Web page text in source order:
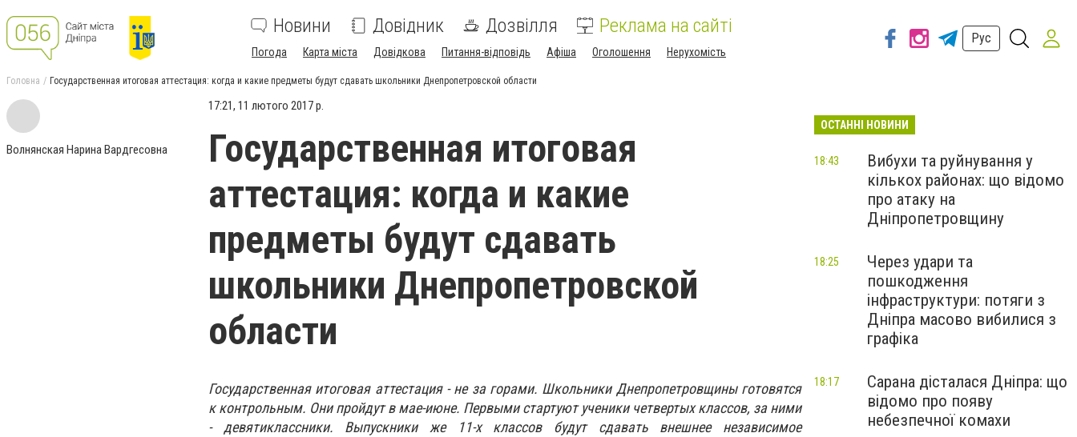
Новини Довідник Дозвілля Реклама на сайті
Погода Карта міста Довідкова Питання-відповідь Афіша Оголошення Нерухомість
Рус
Головна Государственная итоговая аттестация: когда и какие предметы будут сдавать школьники Днепропетровской области
Волнянская Нарина Вардгесовна
17:21, 11 лютого 2017 р.
Государственная итоговая
аттестация: когда и какие
предметы будут сдавать
школьники Днепропетровской
области
Государственная итоговая аттестация - не за горами. Школьники Днепропетровщины готовятся
к контрольным. Они пройдут в мае-июне. Первыми стартуют ученики четвертых классов, за ними
- девятиклассники. Выпускники же 11-х классов будут сдавать внешнее независимое
ОСТАННІ НОВИНИ
Вибухи та руйнування у
кількох районах: що відомо
про атаку на
Дніпропетровщину
18:43
Через удари та
пошкодження
інфраструктури: потяги з
Дніпра масово вибилися з
графіка
18:25
Сарана дісталася Дніпра: що
відомо про появу
небезпечної комахи
18:17